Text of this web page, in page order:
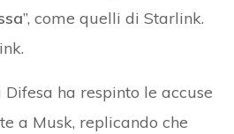
”, come quelli di Starlink.
ha respinto le accuse
a Musk, replicando che